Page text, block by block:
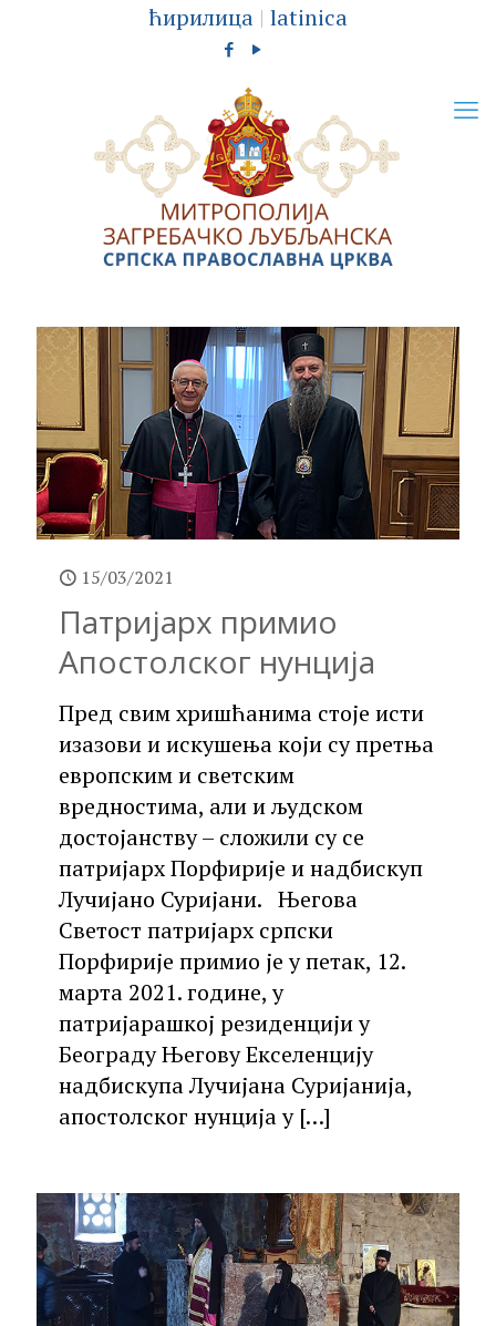
ћирилица | latinica
15/03/2021
Патријарх примио
Апостолског нунција
Пред свим хришћанима стоје исти
изазови и искушења који су претња
европским и светским
вредностима, али и људском
достојанству – сложили су се
патријарх Порфирије и надбискуп
Лучијано Суријани. Његова
Светост патријарх српски
Порфирије примио је у петак, 12.
марта 2021. године, у
патријарашкој резиденцији у
Београду Његову Екселенцију
надбискупа Лучијана Суријанија,
апостолског нунција у[…]